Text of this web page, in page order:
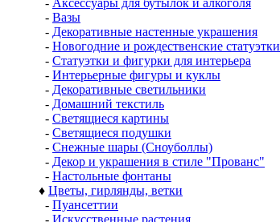
- Аксессуары для бутылок и алкоголя
- Вазы
- Декоративные настенные украшения
- Новогодние и рождественские статуэтки
- Статуэтки и фигурки для интерьера
- Интерьерные фигуры и куклы
- Декоративные светильники
- Домашний текстиль
- Светящиеся картины
- Светящиеся подушки
- Снежные шары (Сноуболлы)
- Декор и украшения в стиле "Прованс"
- Настольные фонтаны
♦ Цветы, гирлянды, ветки
- Пуансеттии
- Искусственные растения